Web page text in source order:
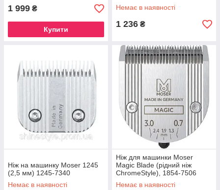
1 999 ₴
Купити
Немає в наявності
1 236 ₴
Ніж на машинку Moser 1245
(2,5 мм) 1245-7340
Немає в наявності
Ніж для машинки Moser
Magic Blade (рідний ніж
ChromeStyle), 1854-7506
Немає в наявності